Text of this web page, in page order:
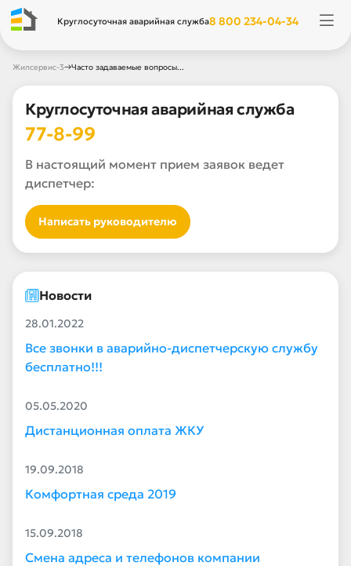
Круглосуточная аварийная служба8 800 234-04-34
Жилсервис-3→Часто задаваемые вопросы...
Круглосуточная аварийная служба
77-8-99
В настоящий момент прием заявок ведет
диспетчер:
Написать руководителю
Новости
28.01.2022
Все звонки в аварийно-диспетчерскую службу
бесплатно!!!
05.05.2020
Дистанционная оплата ЖКУ
19.09.2018
Комфортная среда 2019
15.09.2018
Смена адреса и телефонов компании